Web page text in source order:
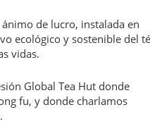
de lucro, instalada en
ecológico y sostenible del
vidas.
Global Tea Hut donde
fu, y donde charlamos